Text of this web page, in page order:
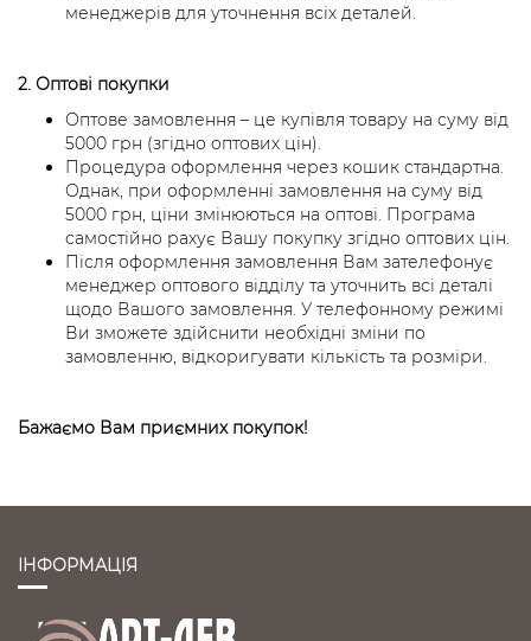
менеджерів для уточнення всіх деталей.
2. Оптові покупки
Оптове замовлення – це купівля товару на суму від
5000 грн (згідно оптових цін).
Процедура оформлення через кошик стандартна.
Однак, при оформленні замовлення на суму від
5000 грн, ціни змінюються на оптові. Програма
самостійно рахує Вашу покупку згідно оптових цін.
Після оформлення замовлення Вам зателефонує
менеджер оптового відділу та уточнить всі деталі
щодо Вашого замовлення. У телефонному режимі
Ви зможете здійснити необхідні зміни по
замовленню, відкоригувати кількість та розміри.
Бажаємо Вам приємних покупок!
ІНФОРМАЦІЯ